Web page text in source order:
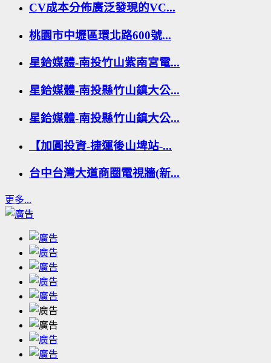
CV成本分佈廣泛發現的VC...
桃園市中壢區環北路600號...
星鉿媒體-南投竹山紫南宮電...
星鉿媒體-南投縣竹山鎮大公...
星鉿媒體-南投縣竹山鎮大公...
【加圓投資-捷運後山埤站-...
台中台灣大道商圈電視牆(新...
更多...